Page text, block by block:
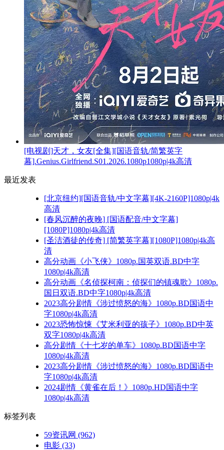
[电视剧]天才，女友[全集][国语音轨/简繁英字
幕].Genius.Girlfriend.S01.2026.1080p1080p|4k高清
最近发表
[北京纽约][国语音轨/中文字幕][4K-2160P]1080p|4k
高清
[春风沉醉的夜晚] [国语配音/中文字幕]
[1080P]1080p|4k高清
[圣洁酒徒的传奇] [简繁英字幕][1080P]1080p|4k高
清
高分动画《小飞侠》1080p.国英双语.BD中字
1080p|4k高清
高分动画《名侦探柯南：侦探们的镇魂歌》1080p.
国日双语.BD中字1080p|4k高清
2023高分剧情《涉过愤怒的海》1080p.BD国语中
字1080p|4k高清
2023恐怖惊悚《艾米利亚的孩子》1080p.BD中英
双字1080p|4k高清
高分剧情《十七岁的单车》1080p.BD国语中字
1080p|4k高清
2023高分剧情《涉过愤怒的海》1080p.BD国语中
字1080p|4k高清
2024剧情《黄雀在后！》1080p.HD国语中字
1080p|4k高清
标签列表
59资讯网 (962)
电影 (33)